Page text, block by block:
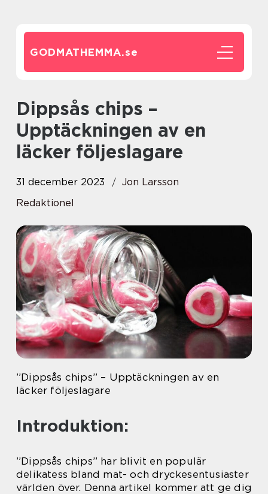
GODMATHEMMA.se
Dippsås chips –
Upptäckningen av en
läcker följeslagare
31 december 2023
Jon Larsson
Redaktionel
”Dippsås chips” – Upptäckningen av en
läcker följeslagare
Introduktion:
”Dippsås chips” har blivit en populär
delikatess bland mat- och dryckesentusiaster
världen över. Denna artikel kommer att ge dig